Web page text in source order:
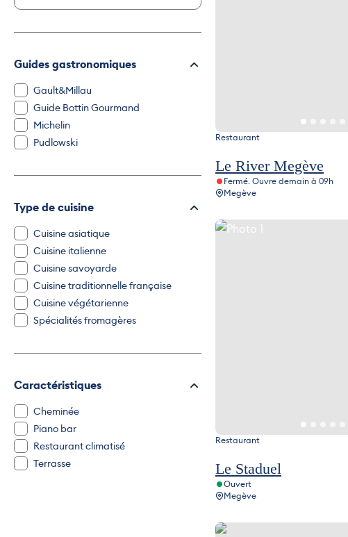
Guides gastronomiques
Gault&Millau
Guide Bottin Gourmand
Michelin
Pudlowski
Type de cuisine
Cuisine asiatique
Cuisine italienne
Cuisine savoyarde
Cuisine traditionnelle française
Cuisine végétarienne
Spécialités fromagères
Caractéristiques
Cheminée
Piano bar
Restaurant climatisé
Terrasse
Le River Megève
Restaurant
Fermé. Ouvre demain à 09h
Megève
Le Staduel
Restaurant
Ouvert
Megève
Photo 1
La Marmotte